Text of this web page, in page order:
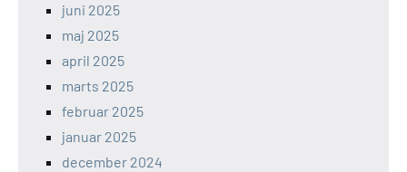
juni 2025
maj 2025
april 2025
marts 2025
februar 2025
januar 2025
december 2024